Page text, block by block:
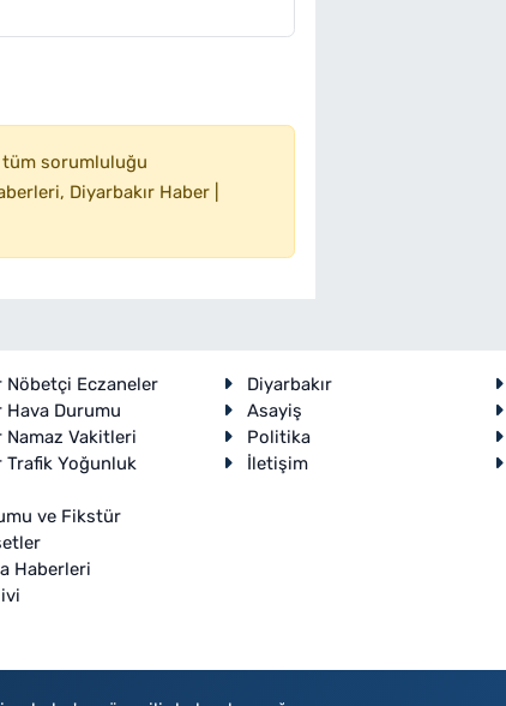
sorumluluğu
Diyarbakır Haber |
Nöbetçi Eczaneler
Hava Durumu
Namaz Vakitleri
Trafik Yoğunluk
ve Fikstür
Haberleri
Diyarbakır
Asayiş
Politika
İletişim